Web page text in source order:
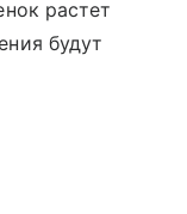
растет
будут